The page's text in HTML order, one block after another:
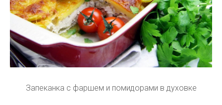
Запеканка с фаршем и помидорами в духовке